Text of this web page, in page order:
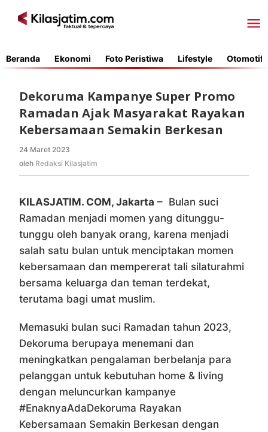
Beranda Ekonomi Foto Peristiwa Lifestyle Otomotif
Dekoruma Kampanye Super Promo
Ramadan Ajak Masyarakat Rayakan
Kebersamaan Semakin Berkesan
24 Maret 2023
Redaksi
oleh Redaksi Kilasjatim
KILASJATIM. COM, Jakarta – Bulan suci
Ramadan menjadi momen yang ditunggu-
tunggu oleh banyak orang, karena menjadi
salah satu bulan untuk menciptakan momen
kebersamaan dan mempererat tali silaturahmi
bersama keluarga dan teman terdekat,
terutama bagi umat muslim.
Memasuki bulan suci Ramadan tahun 2023,
Dekoruma berupaya menemani dan
meningkatkan pengalaman berbelanja para
pelanggan untuk kebutuhan home & living
dengan meluncurkan kampanye
#EnaknyaAdaDekoruma Rayakan
Kebersamaan Semakin Berkesan dengan